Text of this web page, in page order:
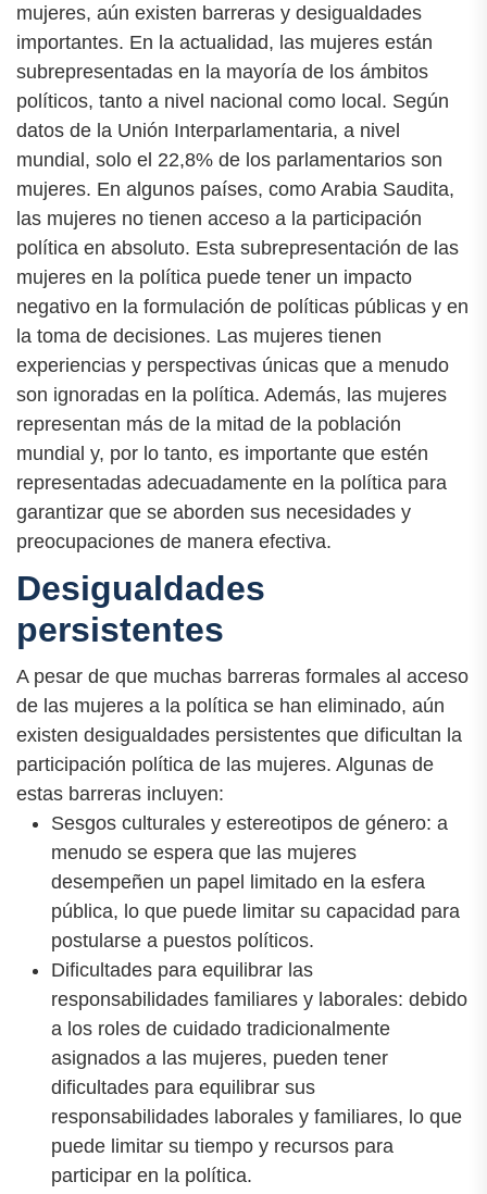
mujeres, aún existen barreras y desigualdades
importantes. En la actualidad, las mujeres están
subrepresentadas en la mayoría de los ámbitos
políticos, tanto a nivel nacional como local. Según
datos de la Unión Interparlamentaria, a nivel
mundial, solo el 22,8% de los parlamentarios son
mujeres. En algunos países, como Arabia Saudita,
las mujeres no tienen acceso a la participación
política en absoluto. Esta subrepresentación de las
mujeres en la política puede tener un impacto
negativo en la formulación de políticas públicas y en
la toma de decisiones. Las mujeres tienen
experiencias y perspectivas únicas que a menudo
son ignoradas en la política. Además, las mujeres
representan más de la mitad de la población
mundial y, por lo tanto, es importante que estén
representadas adecuadamente en la política para
garantizar que se aborden sus necesidades y
preocupaciones de manera efectiva.
Desigualdades
persistentes
A pesar de que muchas barreras formales al acceso
de las mujeres a la política se han eliminado, aún
existen desigualdades persistentes que dificultan la
participación política de las mujeres. Algunas de
estas barreras incluyen:
Sesgos culturales y estereotipos de género: a
menudo se espera que las mujeres
desempeñen un papel limitado en la esfera
pública, lo que puede limitar su capacidad para
postularse a puestos políticos.
Dificultades para equilibrar las
responsabilidades familiares y laborales: debido
a los roles de cuidado tradicionalmente
asignados a las mujeres, pueden tener
dificultades para equilibrar sus
responsabilidades laborales y familiares, lo que
puede limitar su tiempo y recursos para
participar en la política.